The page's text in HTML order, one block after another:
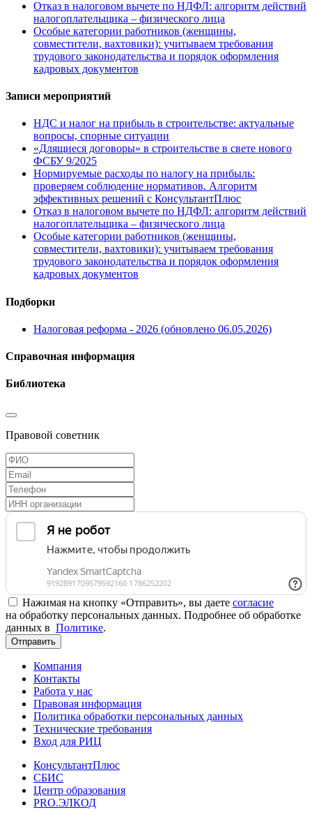
Отказ в налоговом вычете по НДФЛ: алгоритм действий
налогоплательщика – физического лица
Особые категории работников (женщины,
совместители, вахтовики): учитываем требования
трудового законодательства и порядок оформления
кадровых документов
Записи мероприятий
НДС и налог на прибыль в строительстве: актуальные
вопросы, спорные ситуации
«Длящиеся договоры» в строительстве в свете нового
ФСБУ 9/2025
Нормируемые расходы по налогу на прибыль:
проверяем соблюдение нормативов. Алгоритм
эффективных решений с КонсультантПлюс
Отказ в налоговом вычете по НДФЛ: алгоритм действий
налогоплательщика – физического лица
Особые категории работников (женщины,
совместители, вахтовики): учитываем требования
трудового законодательства и порядок оформления
кадровых документов
Подборки
Налоговая реформа - 2026 (обновлено 06.05.2026)
Справочная информация
Библиотека
Правовой советник
Нажимая на кнопку «Отправить», вы даете согласие
на обработку персональных данных. Подробнее об обработке
данных в Политике.
Отправить
Компания
Контакты
Работа у нас
Правовая информация
Политика обработки персональных данных
Технические требования
Вход для РИЦ
КонсультантПлюс
СБИС
Центр образования
PRO.ЭЛКОД